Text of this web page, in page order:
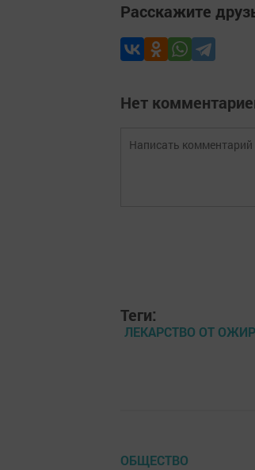
Расскажите
Нет
Теги:
ЛЕКАРСТВО ОТ
ОБЩЕСТВО